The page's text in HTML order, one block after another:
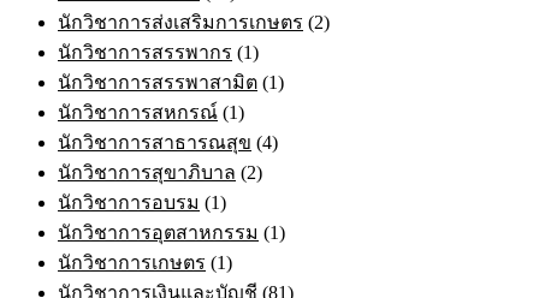
นักวิชาการส่งเสริมการเกษตร (2)
นักวิชาการสรรพากร (1)
นักวิชาการสรรพาสามิต (1)
นักวิชาการสหกรณ์ (1)
นักวิชาการสาธารณสุข (4)
นักวิชาการสุขาภิบาล (2)
นักวิชาการอบรม (1)
นักวิชาการอุตสาหกรรม (1)
นักวิชาการเกษตร (1)
นักวิชาการเงินและบัญชี (81)